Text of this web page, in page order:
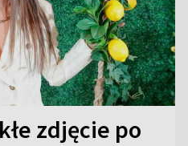
zdjęcie po